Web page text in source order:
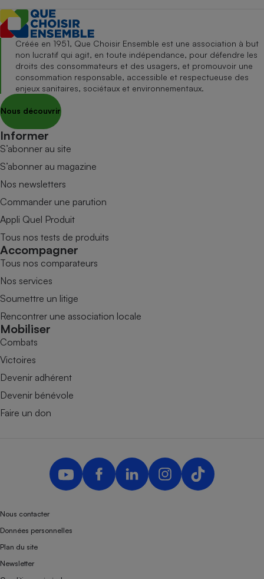
Créée en 1951, Que Choisir Ensemble est une association à but
non lucratif qui agit, en toute indépendance, pour défendre les
droits des consommateurs et des usagers, et promouvoir une
consommation responsable, accessible et respectueuse des
enjeux sanitaires, sociétaux et environnementaux.
Nous découvrir
Informer
S’abonner au site
S’abonner au magazine
Nos newsletters
Commander une parution
Appli Quel Produit
Tous nos tests de produits
Accompagner
Tous nos comparateurs
Nos services
Soumettre un litige
Rencontrer une association locale
Mobiliser
Combats
Victoires
Devenir adhérent
Devenir bénévole
Faire un don
Nous contacter
Données personnelles
Plan du site
Newsletter